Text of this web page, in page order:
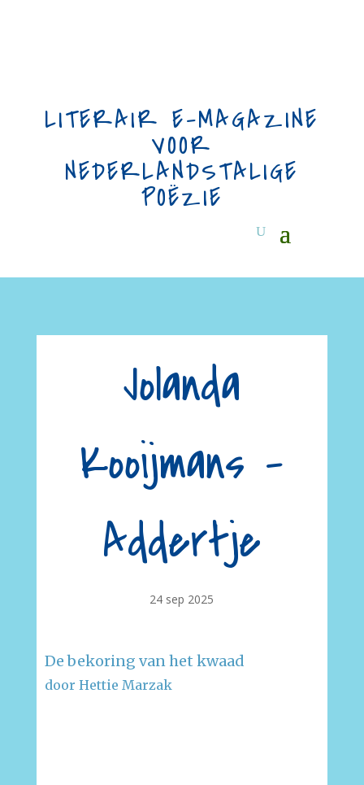
LITERAIR E-MAGAZINE
VOOR
NEDERLANDSTALIGE
POËZIE
Jolanda
Kooijmans –
Addertje
24 sep 2025
De bekoring van het kwaad
door Hettie Marzak